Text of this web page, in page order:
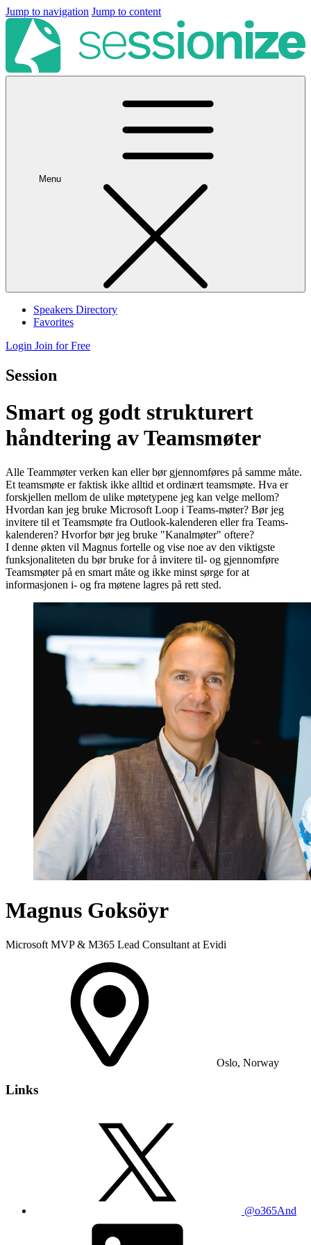
Jump to navigation Jump to content
Menu
Speakers Directory
Favorites
Login Join for Free
Session
Smart og godt strukturert
håndtering av Teamsmøter
Alle Teammøter verken kan eller bør gjennomføres på samme måte.
Et teamsmøte er faktisk ikke alltid et ordinært teamsmøte. Hva er
forskjellen mellom de ulike møtetypene jeg kan velge mellom?
Hvordan kan jeg bruke Microsoft Loop i Teams-møter? Bør jeg
invitere til et Teamsmøte fra Outlook-kalenderen eller fra Teams-
kalenderen? Hvorfor bør jeg bruke "Kanalmøter" oftere?
I denne økten vil Magnus fortelle og vise noe av den viktigste
funksjonaliteten du bør bruke for å invitere til- og gjennomføre
Teamsmøter på en smart måte og ikke minst sørge for at
informasjonen i- og fra møtene lagres på rett sted.
Magnus Goksöyr
Microsoft MVP & M365 Lead Consultant at Evidi
Oslo, Norway
Links
@o365And